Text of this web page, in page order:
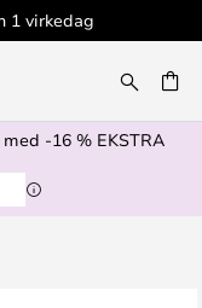
1 virkedag
-16 % EKSTRA